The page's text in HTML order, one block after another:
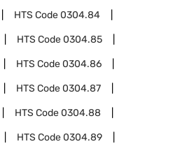
HTS Code0304.84
HTS Code0304.85
HTS Code0304.86
HTS Code0304.87
HTS Code0304.88
HTS Code0304.89